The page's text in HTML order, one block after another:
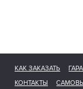
КАК ЗАКАЗАТЬ
КОНТАКТЫ